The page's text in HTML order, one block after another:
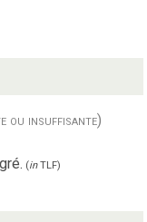
ou insuffisante)
(inTLF)